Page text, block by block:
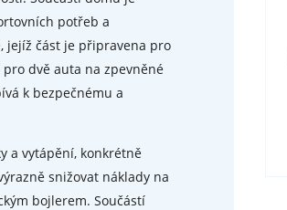
potřeb a
jejíž část je připravena pro
dvě auta na zpevněné
k bezpečnému a
a vytápění, konkrétně
snižovat náklady na
bojlerem. Součástí